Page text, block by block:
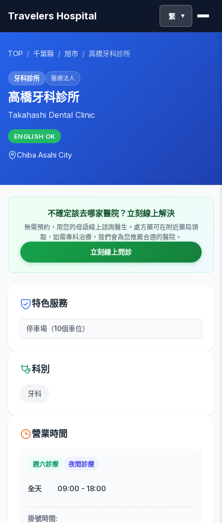
Travelers Hospital 繁 ▼
TOP / 千葉縣 / 旭市 / 高橋牙科診所
牙科診所 醫療法人
高橋牙科診所
Takahashi Dental Clinic
ENGLISH OK
Chiba Asahi City
不確定該去哪家醫院？立刻線上解決
無需預約，用您的母語線上諮詢醫生。處方藥可在附近藥局領
取，如需專科治療，我們會為您推薦合適的醫院。
立刻線上問診
特色服務
停車場（10個車位）
科別
牙科
營業時間
週六診療 夜間診療
全天 09:00 - 18:00
掛號時間: